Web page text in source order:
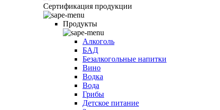
Сертификация продукции
Продукты
Алкоголь
БАД
Безалкогольные напитки
Вино
Водка
Вода
Грибы
Детское питание